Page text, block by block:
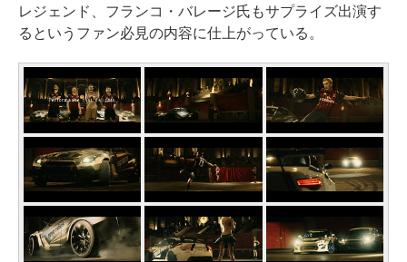
レジェンド、フランコ・バレージ氏もサプライズ出演す
るというファン必見の内容に仕上がっている。